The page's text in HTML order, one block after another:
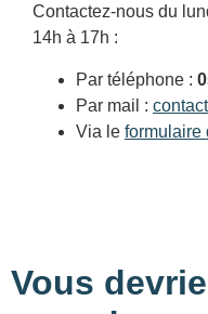
Contactez-nous du
14h à 17h :
Par téléphone :
Par mail :
Via le formulaire
Vous